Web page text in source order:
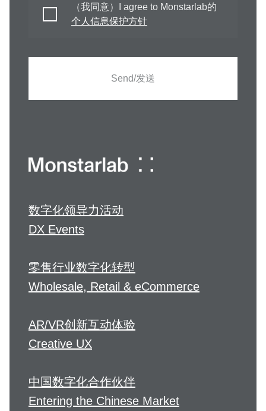
（我同意）I agree to Monstarlab的
个人信息保护方针
Send/发送
数字化领导力活动
DX Events
零售行业数字化转型
Wholesale, Retail & eCommerce
AR/VR创新互动体验
Creative UX
中国数字化合作伙伴
Entering the Chinese Market